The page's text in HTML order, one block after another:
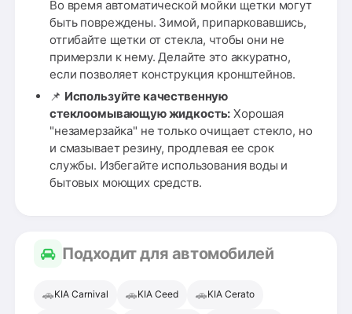
Во время автоматической мойки щетки могут
быть повреждены. Зимой, припарковавшись,
отгибайте щетки от стекла, чтобы они не
примерзли к нему. Делайте это аккуратно,
если позволяет конструкция кронштейнов.
📌 Используйте качественную
стеклоомывающую жидкость: Хорошая
"незамерзайка" не только очищает стекло, но
и смазывает резину, продлевая ее срок
службы. Избегайте использования воды и
бытовых моющих средств.
Подходит для автомобилей
🚗KIA Carnival 🚗KIA Ceed 🚗KIA Cerato